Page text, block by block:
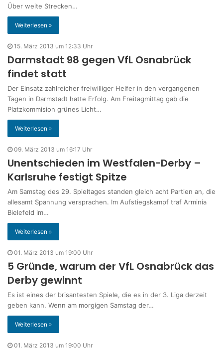
Über weite Strecken…
Weiterlesen »
15. März 2013 um 12:33 Uhr
Darmstadt 98 gegen VfL Osnabrück
findet statt
Der Einsatz zahlreicher freiwilliger Helfer in den vergangenen
Tagen in Darmstadt hatte Erfolg. Am Freitagmittag gab die
Platzkommision grünes Licht…
Weiterlesen »
09. März 2013 um 16:17 Uhr
Unentschieden im Westfalen-Derby –
Karlsruhe festigt Spitze
Am Samstag des 29. Spieltages standen gleich acht Partien an, die
allesamt Spannung versprachen. Im Aufstiegskampf traf Arminia
Bielefeld im…
Weiterlesen »
01. März 2013 um 19:00 Uhr
5 Gründe, warum der VfL Osnabrück das
Derby gewinnt
Es ist eines der brisantesten Spiele, die es in der 3. Liga derzeit
geben kann. Wenn am morgigen Samstag der…
Weiterlesen »
01. März 2013 um 19:00 Uhr